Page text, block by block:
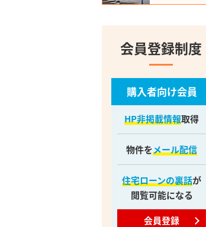
会員登録制度
購入者向け会員
HP非掲載情報取得
物件をメール配信
住宅ローンの裏話が
閲覧可能になる
会員登録